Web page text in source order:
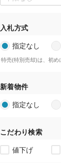
入札方式
指定なし
特売(特別売却)は、初め
新着物件
指定なし
こだわり検索
値下げ